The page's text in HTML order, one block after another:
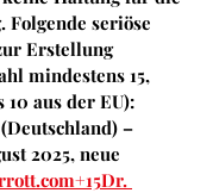
seriöse
Erstellung
mindestens 15,
aus der EU):
–
2025, neue
+15Dr.